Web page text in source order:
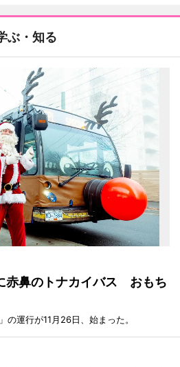
ぶ・知る
赤鼻のトナカイバス おもち
運行が11月26日、始まった。